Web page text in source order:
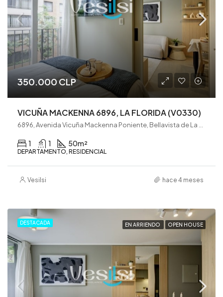
350.000 CLP
VICUÑA MACKENNA 6896, LA FLORIDA (V0330)
1 1 50m²
DEPARTAMENTO, RESIDENCIAL
Vesilsi hace 4 meses
DESTACADA EN ARRIENDO OPEN HOUSE